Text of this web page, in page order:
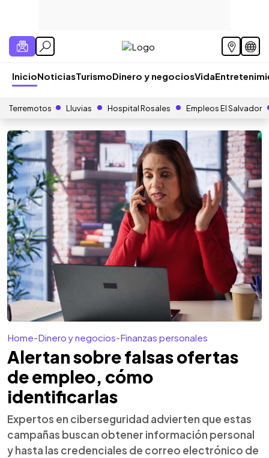
InicioNoticiasTurismoDinero y negociosVida
Terremotos Lluvias Hospital Rosales Empleos El Salvador
Home-Dinero y negocios-Finanzas personales
Alertan sobre falsas ofertas
de empleo, cómo
identificarlas
Expertos en ciberseguridad advierten que estas
campañas buscan obtener información personal
y hasta las credenciales de correo electrónico de